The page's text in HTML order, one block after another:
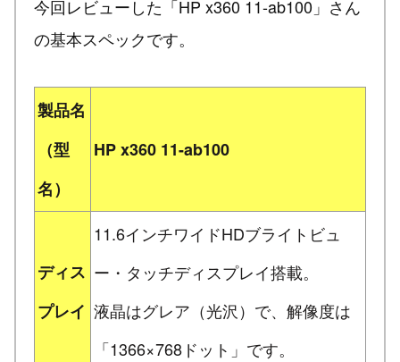
今回レビューした「HP x360 11-ab100」さん
の基本スペックです。
製品名
（型
名）
HP x360 11-ab100
ディス
プレイ
11.6インチワイドHDブライトビュ
ー・タッチディスプレイ搭載。
液晶はグレア（光沢）で、解像度は
「1366×768ドット」です。